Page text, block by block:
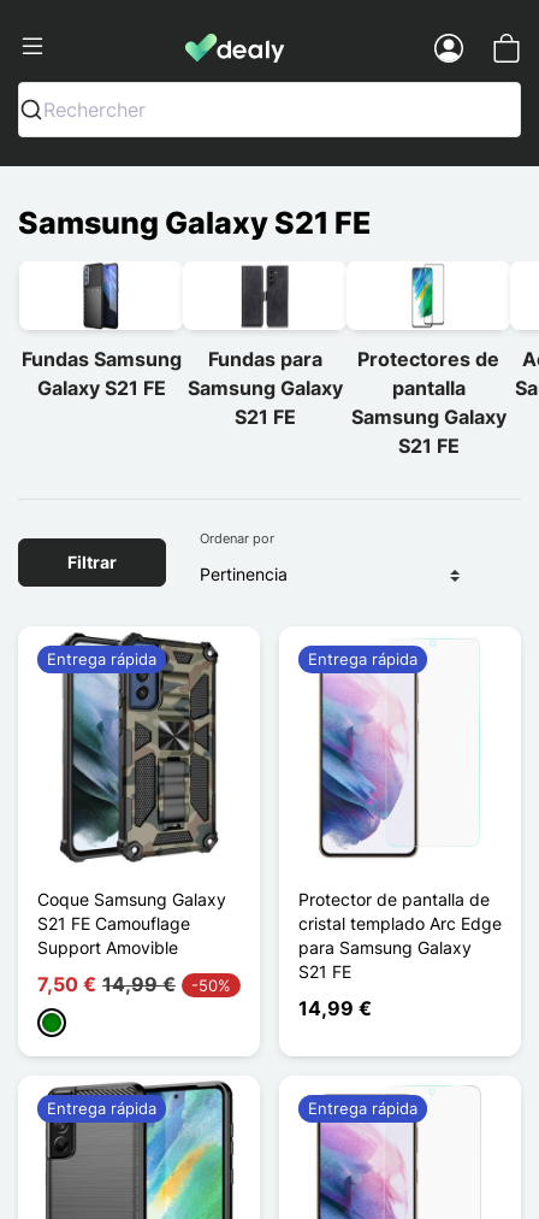
Dealy - Fundas y accesorios para
Rechercher
Samsung Galaxy S21 FE
Fundas Samsung
Galaxy S21 FE
Fundas para
Samsung Galaxy
S21 FE
Protectores de
pantalla
Samsung Galaxy
S21 FE
Filtrar
Ordenar por
Coque Samsung Galaxy
S21 FE Camouflage
Support Amovible
7,50 € 14,99 € -50%
Verde
Entrega rápida
Protector de pantalla de
cristal templado Arc Edge
para Samsung Galaxy
S21 FE
14,99 €
Entrega rápida
Entrega rápida Entrega rápida